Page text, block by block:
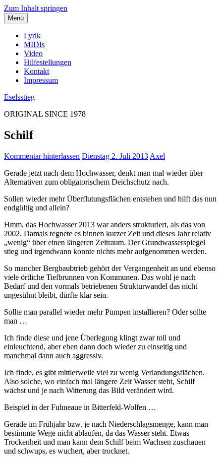
Zum Inhalt springen
Menü
Lyrik
MIDIs
Video
Hilfestellungen
Kontakt
Impressum
Eselsstieg
ORIGINAL SINCE 1978
Schilf
Kommentar hinterlassen Dienstag 2. Juli 2013 Axel
Gerade jetzt nach dem Hochwasser, denkt man mal wieder über
Alternativen zum obligatorischem Deichschutz nach.
Sollen wieder mehr Überflutungsflächen entstehen und hilft das nun
endgültig und allein?
Hmm, das Hochwasser 2013 war anders strukturiert, als das von
2002. Damals regnete es binnen kurzer Zeit und dieses Jahr relativ
„wenig“ über einen längeren Zeitraum. Der Grundwasserspiegel
stieg und irgendwann konnte nichts mehr aufgenommen werden.
So mancher Bergbaubtrieb gehört der Vergangenheit an und ebenso
viele örtliche Tiefbrunnen von Kommunen. Das wohl je nach
Bedarf und den vormals betriebenen Strukturwandel das nicht
ungesühnt bleibt, dürfte klar sein.
Sollte man parallel wieder mehr Pumpen installieren? Oder sollte
man …
Ich finde diese und jene Überlegung klingt zwar toll und
einleuchtend, aber eben dann doch wieder zu einseitig und
manchmal dann auch aggressiv.
Ich finde, es gibt mittlerweile viel zu wenig Verlandungsflächen.
Also solche, wo einfach mal längere Zeit Wasser steht, Schilf
wächst und je nach Witterung das Bild verändert wird.
Beispiel in der Fuhneaue in Bitterfeld-Wolfen …
Gerade im Frühjahr bzw. je nach Niederschlagsmenge, kann man
bestimmte Wege nicht ablaufen, da das Wasser steht. Etwas
Trockenheit und man kann dem Schilf beim Wachsen zuschauen
und schwups, es wuchert, aber trocknet.